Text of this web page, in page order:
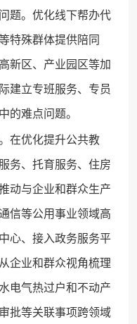
题。优化线下帮办代
特殊群体提供陪同
新区、产业园区等加
建立专班服务、专员
的难点问题。
在优化提升公共教
务、托育服务、住房
动与企业和群众生产
信等公用事业领域高
心、接入政务服务平
企业和群众视角梳理
电气热过户和不动产
批等关联事项跨领域